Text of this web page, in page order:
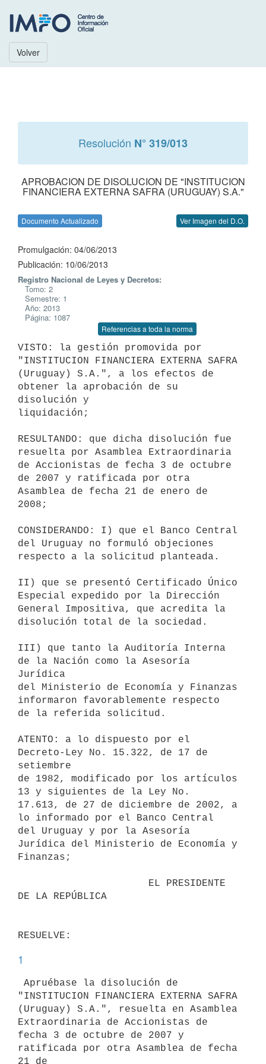
Volver
Resolución N° 319/013
APROBACION DE DISOLUCION DE "INSTITUCION
FINANCIERA EXTERNA SAFRA (URUGUAY) S.A."
Documento Actualizado Ver Imagen del D.O.
Promulgación: 04/06/2013
Publicación: 10/06/2013
Registro Nacional de Leyes y Decretos:
Tomo: 2
Semestre: 1
Año: 2013
Página: 1087
Referencias a toda la norma
VISTO: la gestión promovida por
"INSTITUCION FINANCIERA EXTERNA SAFRA
(Uruguay) S.A.", a los efectos de
obtener la aprobación de su
disolución y
liquidación;
RESULTANDO: que dicha disolución fue
resuelta por Asamblea Extraordinaria
de Accionistas de fecha 3 de octubre
de 2007 y ratificada por otra
Asamblea de fecha 21 de enero de
2008;
CONSIDERANDO: I) que el Banco Central
del Uruguay no formuló objeciones
respecto a la solicitud planteada.
II) que se presentó Certificado Único
Especial expedido por la Dirección
General Impositiva, que acredita la
disolución total de la sociedad.
III) que tanto la Auditoría Interna
de la Nación como la Asesoría
Jurídica
del Ministerio de Economía y Finanzas
informaron favorablemente respecto
de la referida solicitud.
ATENTO: a lo dispuesto por el
Decreto-Ley No. 15.322, de 17 de
setiembre
de 1982, modificado por los artículos
13 y siguientes de la Ley No.
17.613, de 27 de diciembre de 2002, a
lo informado por el Banco Central
del Uruguay y por la Asesoría
Jurídica del Ministerio de Economía y
Finanzas;
DE LA REPÚBLICA
1
"INSTITUCION FINANCIERA EXTERNA SAFRA
(Uruguay) S.A.", resuelta en Asamblea
Extraordinaria de Accionistas de
fecha 3 de octubre de 2007 y
ratificada por otra Asamblea de fecha
21 de